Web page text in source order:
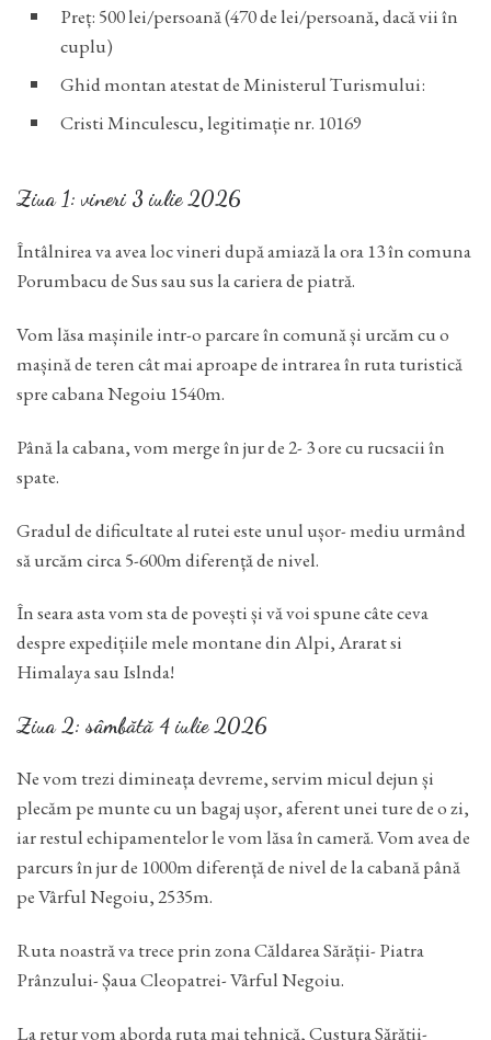
Preț: 500 lei/persoană (470 de lei/persoană, dacă vii în
cuplu)
Ghid montan atestat de Ministerul Turismului:
Cristi Minculescu, legitimație nr. 10169
Ziua 1: vineri 3 iulie 2026
Întâlnirea va avea loc vineri după amiază la ora 13 în comuna
Porumbacu de Sus sau sus la cariera de piatră.
Vom lăsa mașinile intr-o parcare în comună și urcăm cu o
mașină de teren cât mai aproape de intrarea în ruta turistică
spre cabana Negoiu 1540m.
Până la cabana, vom merge în jur de 2- 3 ore cu rucsacii în
spate.
Gradul de dificultate al rutei este unul ușor- mediu urmând
să urcăm circa 5-600m diferență de nivel.
În seara asta vom sta de povești și vă voi spune câte ceva
despre expedițiile mele montane din Alpi, Ararat si
Himalaya sau Islnda!
Ziua 2: sâmbătă 4 iulie 2026
Ne vom trezi dimineața devreme, servim micul dejun și
plecăm pe munte cu un bagaj ușor, aferent unei ture de o zi,
iar restul echipamentelor le vom lăsa în cameră. Vom avea de
parcurs în jur de 1000m diferență de nivel de la cabană până
pe Vârful Negoiu, 2535m.
Ruta noastră va trece prin zona Căldarea Sărății- Piatra
Prânzului- Șaua Cleopatrei- Vârful Negoiu.
La retur vom aborda ruta mai tehnică, Custura Sărății-